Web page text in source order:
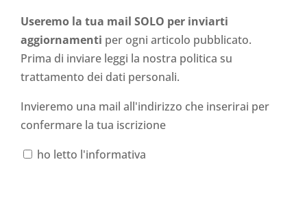
Useremo la tua mail SOLO per inviarti
aggiornamenti per ogni articolo pubblicato.
Prima di inviare leggi la nostra politica su
trattamento dei dati personali.
Invieremo una mail all'indirizzo che inserirai per
confermare la tua iscrizione
ho letto l'informativa